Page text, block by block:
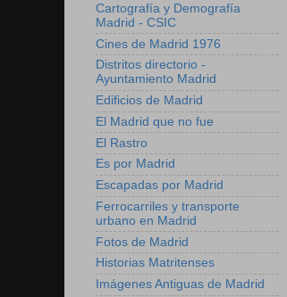
Cartografía y Demografía
Madrid - CSIC
Cines de Madrid 1976
Distritos directorio -
Ayuntamiento Madrid
Edificios de Madrid
El Madrid que no fue
El Rastro
Es por Madrid
Escapadas por Madrid
Ferrocarriles y transporte
urbano en Madrid
Fotos de Madrid
Historias Matritenses
Imágenes Antiguas de Madrid